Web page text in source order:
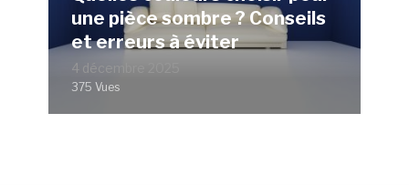
une pièce sombre ? Conseils
et erreurs à éviter
4 décembre 2025
375 Vues